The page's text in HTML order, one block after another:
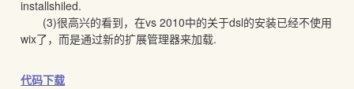
installshiled.
(3)很高兴的看到，在vs 2010中的关于dsl的安装已经不使用
wix了，而是通过新的扩展管理器来加载.
代码下载